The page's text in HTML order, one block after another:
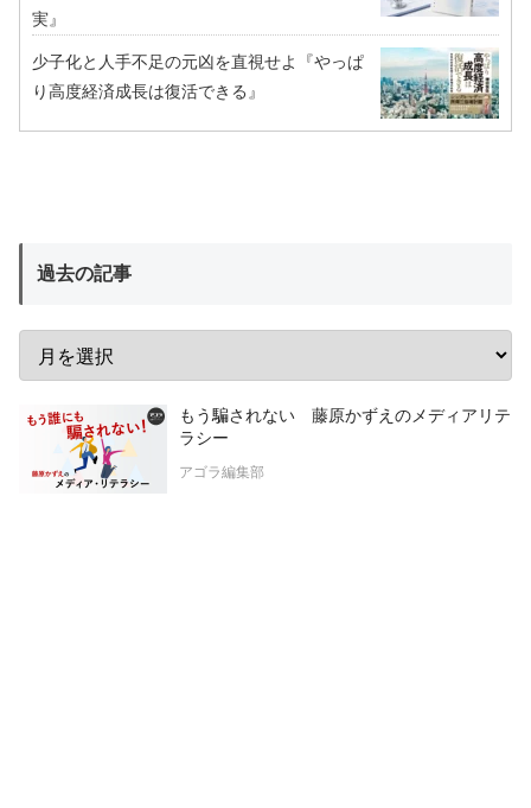
実』
少子化と人手不足の元凶を直視せよ『やっぱ
り高度経済成長は復活できる』
過去の記事
もう騙されない 藤原かずえのメディアリテ
ラシー
アゴラ編集部